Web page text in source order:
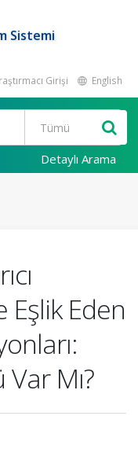
Sistemi
Girişi English
Detaylı Arama
Eşlik Eden
Mı?